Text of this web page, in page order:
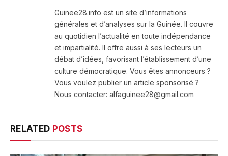
Guinee28.info est un site d’informations
générales et d’analyses sur la Guinée. Il couvre
au quotidien l’actualité en toute indépendance
et impartialité. Il offre aussi à ses lecteurs un
débat d’idées, favorisant l’établissement d’une
culture démocratique. Vous êtes annonceurs ?
Vous voulez publier un article sponsorisé ?
Nous contacter: alfaguinee28@gmail.com
RELATED POSTS